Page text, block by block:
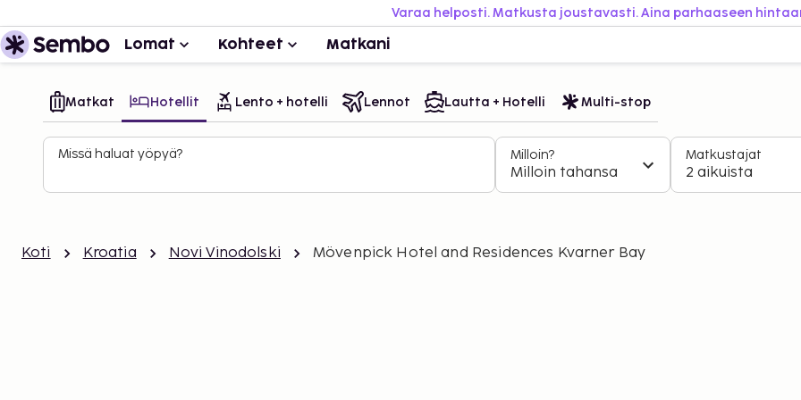
Varaa helposti. Matkusta joustavasti. Aina parhaaseen
Lomat Kohteet Matkani
Matkat Hotellit Lento + hotelli Lennot Lautta + Hotelli Multi-stop
Missä haluat yöpyä? Milloin?
Milloin tahansa
Matkustajat
2 aikuista
Koti Kroatia Novi Vinodolski Mövenpick Hotel and Residences Kvarner Bay